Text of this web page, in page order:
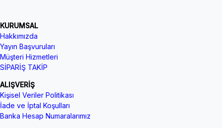
KURUMSAL
Hakkımızda
Yayın Başvuruları
Müşteri Hizmetleri
SİPARİŞ TAKİP
ALIŞVERİŞ
Kişisel Veriler Politikası
İade ve İptal Koşulları
Banka Hesap Numaralarımız